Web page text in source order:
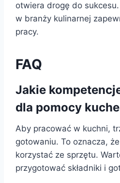
otwiera drogę do
w branży kulinarnej
pracy.
FAQ
Jakie
dla pomocy
Aby pracować w kuchni,
gotowaniu. To oznacza,
korzystać ze sprzętu.
przygotować składniki i